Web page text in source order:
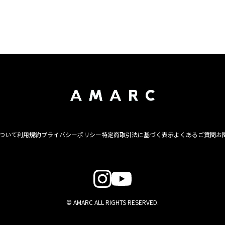
いて利用規約プライバシーポリシー特定商取引法に基づく表示よくあるご質問お
© AMARC ALL RIGHTS RESERVED.